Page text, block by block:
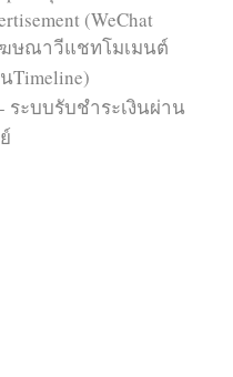
(WeChat
ฆษณาวีแชทโมเมนต์
Timeline)
- ระบบรับชำระเงินผ่าน